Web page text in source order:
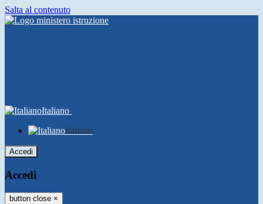
Salta al contenuto
Italiano
Italiano
Accedi
Accedi
button close ×